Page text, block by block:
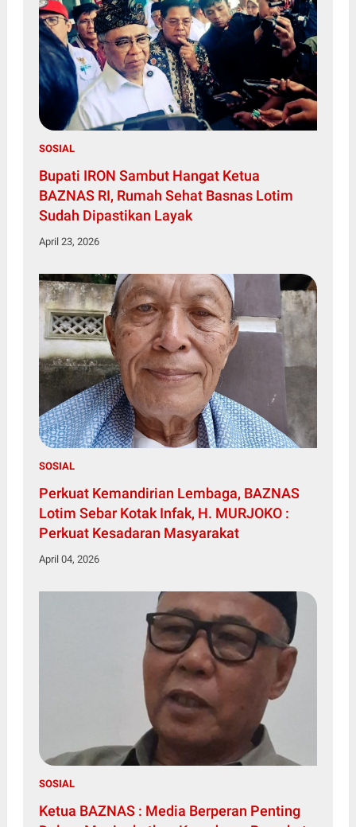
SOSIAL
Bupati IRON Sambut Hangat Ketua
BAZNAS RI, Rumah Sehat Basnas Lotim
Sudah Dipastikan Layak
April 23, 2026
SOSIAL
Perkuat Kemandirian Lembaga, BAZNAS
Lotim Sebar Kotak Infak, H. MURJOKO :
Perkuat Kesadaran Masyarakat
April 04, 2026
SOSIAL
Ketua BAZNAS : Media Berperan Penting